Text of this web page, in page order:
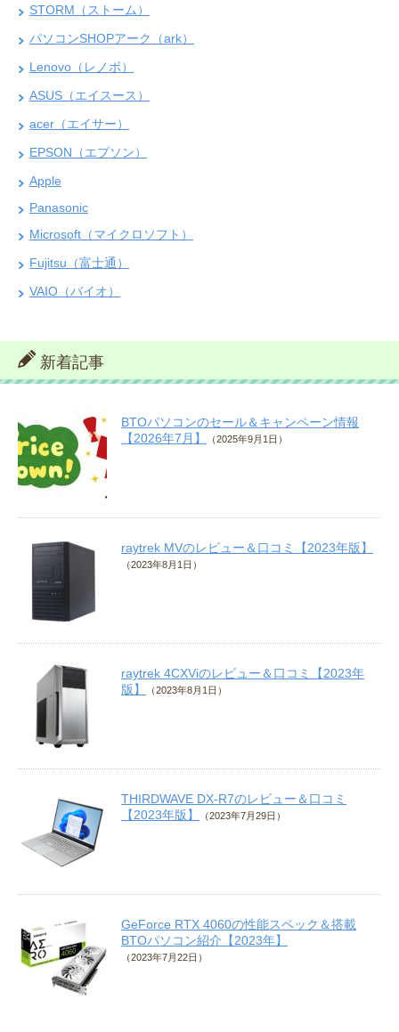
STORM（ストーム）
パソコンSHOPアーク（ark）
Lenovo（レノボ）
ASUS（エイスース）
acer（エイサー）
EPSON（エプソン）
Apple
Panasonic
Microsoft（マイクロソフト）
Fujitsu（富士通）
VAIO（バイオ）
新着記事
BTOパソコンのセール＆キャンペーン情報
【2026年7月】
（2025年9月1日）
raytrek MVのレビュー＆口コミ【2023年版】
（2023年8月1日）
raytrek 4CXViのレビュー＆口コミ【2023年
版】
（2023年8月1日）
THIRDWAVE DX-R7のレビュー＆口コミ
【2023年版】
（2023年7月29日）
GeForce RTX 4060の性能スペック＆搭載
BTOパソコン紹介【2023年】
（2023年7月22日）